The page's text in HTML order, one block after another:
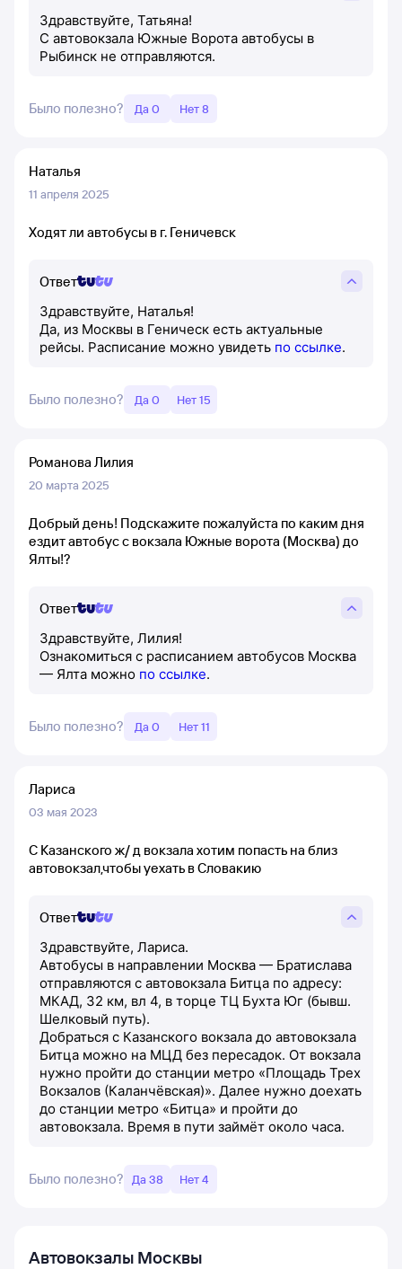
Здравствуйте, Татьяна!
С автовокзала Южные Ворота автобусы в
Рыбинск не отправляются.
Было полезно? Да 0 Нет 8
Наталья
11 апреля 2025
Ходят ли автобусы в г. Геничевск
Ответ
Здравствуйте, Наталья!
Да, из Москвы в Геническ есть актуальные
рейсы. Расписание можно увидеть по ссылке.
Было полезно? Да 0 Нет 15
Романова Лилия
20 марта 2025
Добрый день! Подскажите пожалуйста по каким дня
ездит автобус с вокзала Южные ворота (Москва) до
Ялты!?
Ответ
Здравствуйте, Лилия!
Ознакомиться с расписанием автобусов Москва
— Ялта можно по ссылке.
Было полезно? Да 0 Нет 11
Лариса
03 мая 2023
С Казанского ж/ д вокзала хотим попасть на близ
автовокзал,чтобы уехать в Словакию
Ответ
Здравствуйте, Лариса.
Автобусы в направлении Москва — Братислава
отправляются с автовокзала Битца по адресу:
МКАД, 32 км, вл 4, в торце ТЦ Бухта Юг (бывш.
Шелковый путь).
Добраться с Казанского вокзала до автовокзала
Битца можно на МЦД без пересадок. От вокзала
нужно пройти до станции метро «Площадь Трех
Вокзалов (Каланчёвская)». Далее нужно доехать
до станции метро «Битца» и пройти до
автовокзала. Время в пути займёт около часа.
Было полезно? Да 38 Нет 4
Автовокзалы Москвы